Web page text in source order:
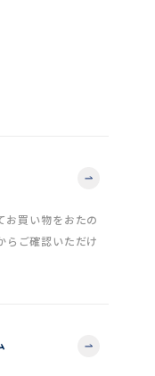
お買い物をおたの
らご確認いただけ